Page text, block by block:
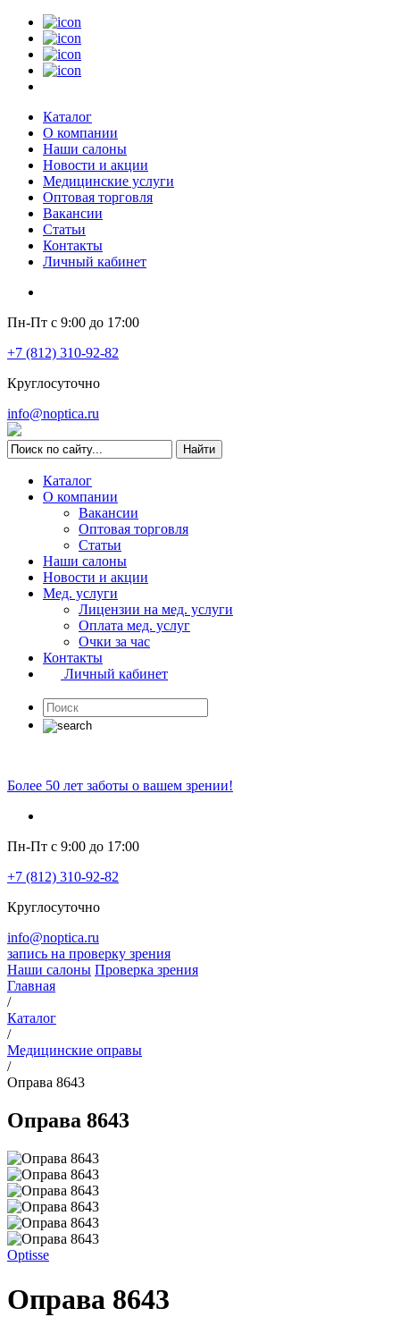
Каталог
О компании
Наши салоны
Новости и акции
Медицинские услуги
Оптовая торговля
Вакансии
Статьи
Контакты
Личный кабинет
Пн-Пт с 9:00 до 17:00
+7 (812) 310-92-82
Круглосуточно
info@noptica.ru
Каталог
О компании
Вакансии
Оптовая торговля
Статьи
Наши салоны
Новости и акции
Мед. услуги
Лицензии на мед. услуги
Оплата мед. услуг
Очки за час
Контакты
Личный кабинет
Более 50 лет заботы о вашем зрении!
Пн-Пт с 9:00 до 17:00
+7 (812) 310-92-82
Круглосуточно
info@noptica.ru
запись на проверку зрения
Наши салоны Проверка зрения
Главная
/
Каталог
/
Медицинские оправы
/
Оправа 8643
Оправа 8643
Optisse
Оправа 8643